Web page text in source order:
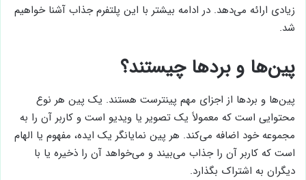
زیادی ارائه می‌دهد. در ادامه بیشتر با این پلتفرم جذاب آشنا خواهیم
شد.
پین‌ها و بردها چیستند؟
پین‌ها و بردها از اجزای مهم پینترست هستند. یک پین هر نوع
محتوایی است که معمولاً یک تصویر یا ویدیو است و کاربر آن را به
مجموعه خود اضافه می‌کند. هر پین نمایانگر یک ایده، مفهوم یا الهام
است که کاربر آن را جذاب می‌بیند و می‌خواهد آن را ذخیره یا با
دیگران به اشتراک بگذارد.